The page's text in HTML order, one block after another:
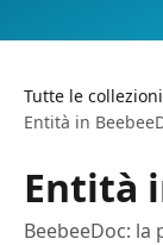
Tutte le collezioni
Entità in
Entità
BeebeeDoc: